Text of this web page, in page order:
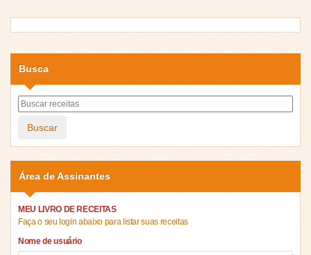
Busca
Buscar
Área de Assinantes
MEU LIVRO DE RECEITAS
Faça o seu login abaixo para listar suas receitas
Nome de usuário